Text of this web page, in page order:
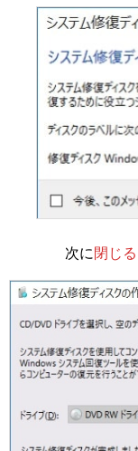
次に 閉じる